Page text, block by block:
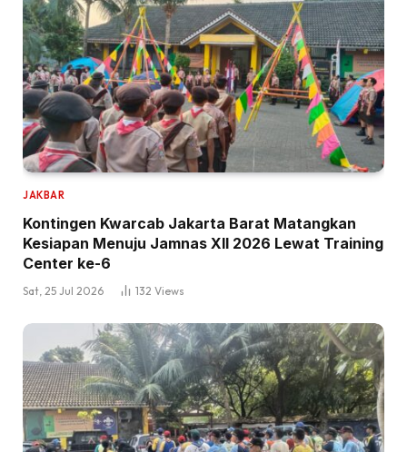
JAKBAR
Kontingen Kwarcab Jakarta Barat Matangkan
Kesiapan Menuju Jamnas XII 2026 Lewat Training
Center ke-6
Sat, 25 Jul 2026 132 Views